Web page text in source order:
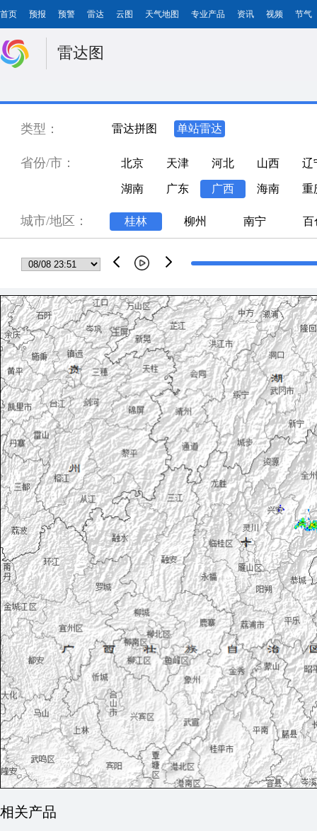
首页 预报 预警 雷达 云图 天气地图 专业产品 资讯 视频 节气
雷达图
类型： 雷达拼图 单站雷达
省份/市： 北京 天津 河北 山西 辽
湖南 广东 广西 海南 重
城市/地区： 桂林 柳州 南宁 百
相关产品